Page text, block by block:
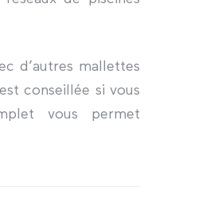
d’autres mallettes
conseillée si vous
vous permet